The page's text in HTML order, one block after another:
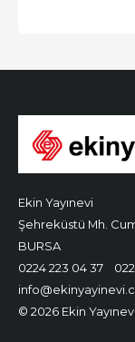
Ekin Yayınevi
Şehreküstü Mh.
BURSA
0224 223 04 37
© 2026 Ekin